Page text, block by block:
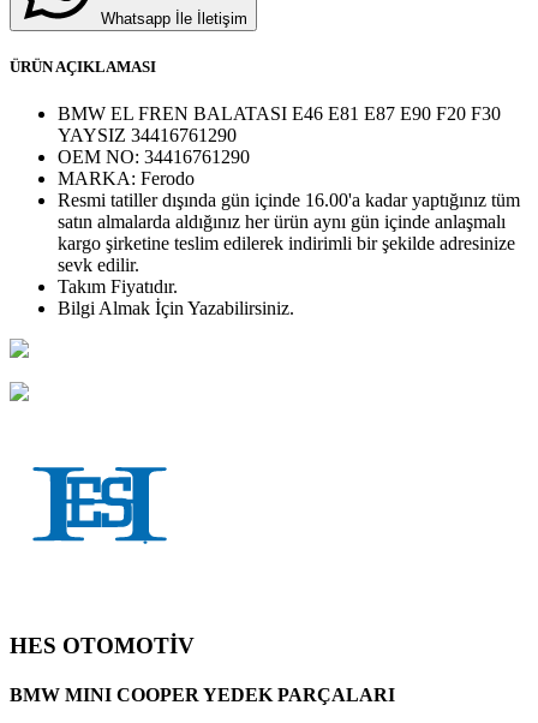
Whatsapp İle İletişim
ÜRÜN AÇIKLAMASI
BMW EL FREN BALATASI E46 E81 E87 E90 F20 F30
YAYSIZ 34416761290
OEM NO: 34416761290
MARKA: Ferodo
Resmi tatiller dışında gün içinde 16.00'a kadar yaptığınız tüm
satın almalarda aldığınız her ürün aynı gün içinde anlaşmalı
kargo şirketine teslim edilerek indirimli bir şekilde adresinize
sevk edilir.
Takım Fiyatıdır.
Bilgi Almak İçin Yazabilirsiniz.
HES OTOMOTİV
BMW MINI COOPER YEDEK PARÇALARI